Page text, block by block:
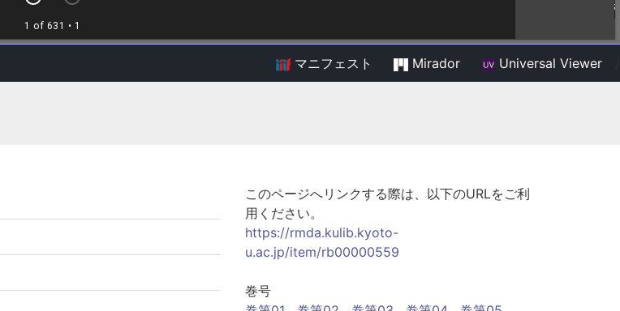
マニフェスト Mirador Universal Viewer
このページへリンクする際は、以下のURLをご利
用ください。
https://rmda.kulib.kyoto-
u.ac.jp/item/rb00000559
巻号